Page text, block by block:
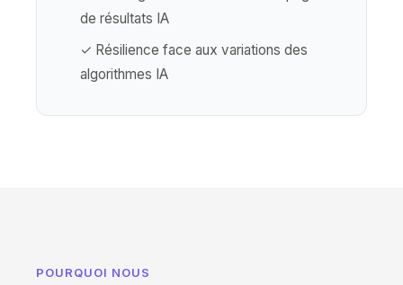
de résultats IA
✓ Résilience face aux variations des
algorithmes IA
POURQUOI NOUS